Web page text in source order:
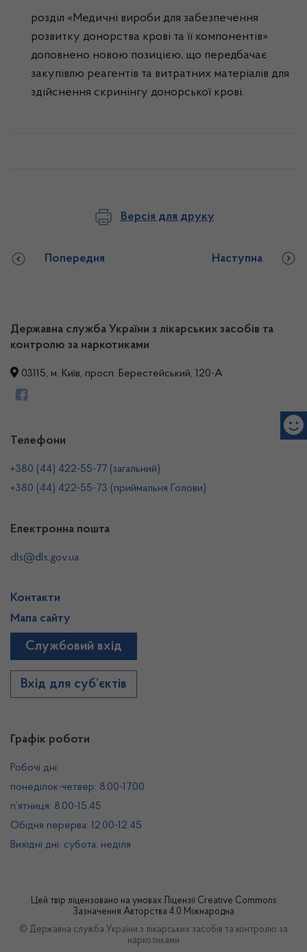
розділ «Медичні вироби для забезпечення
розвитку донорства крові та її компонентів»
доповнено новою позицією, що передбачає
закупівлю реагентів та витратних матеріалів для
здійснення скринінгу донорської крові.
Версія для друку
Попередня Наступна
Державна служба України з лікарських засобів та
контролю за наркотиками
03115, м. Київ, просп. Берестейський, 120-А
Графік роботи
Робочі дні:
понеділок-четвер: 8.00-17.00
п’ятниця: 8.00-15.45
Обідня перерва: 12.00-12.45
Вихідні дні: субота, неділя
Телефони
+380 (44) 422-55-77 (загальний)
+380 (44) 422-55-73 (приймальня Голови)
Електронна пошта
dls@dls.gov.ua
Контакти
Мапа сайту
Службовий вхід
Вхід для суб’єктів
Цей твір ліцензовано на умовах Ліцензії Creative Commons
Зазначення Авторства 4.0 Міжнародна
© Державна служба України з лікарських засобів та контролю за
наркотиками